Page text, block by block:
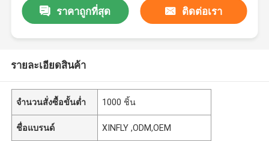
ราคาถูกที่สุด ติดต่อเรา
รายละเอียดสินค้า
จำนวนสั่งซื้อขั้นต่ำ 1000 ชิ้น
ชื่อแบรนด์ XINFLY ,ODM,OEM